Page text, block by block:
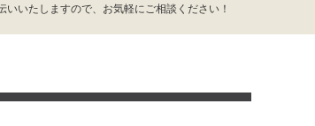
いたしますので、お気軽にご相談ください！